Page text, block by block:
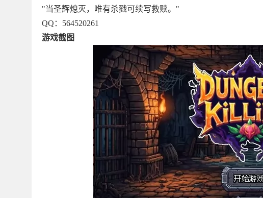
"当圣辉熄灭，唯有杀戮可续写救赎。"
QQ：564520261
游戏截图